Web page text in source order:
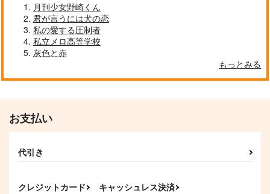
Waltz
990円（税込）
マレウス×レオナ
サンプル
作品詳細
彼氏面して来……来な
472円（税込）
サンプル
作品詳細
月刊少女野崎くん
君が言うには犬の恋
私の愛する圧制者
私立メロ高等学校
灰色と赤
もっとみる
お支払い
代引き
クレジットカード キャッシュレス決済